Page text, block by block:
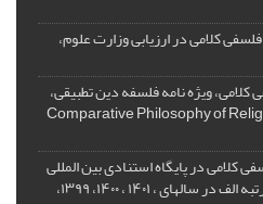
کلامی در ارزیابی وزارت علوم،
ویژه نامه فلسفه دین تطبیقی،
در پایگاه استنادی بین المللی
اسکوپوس ( SCOPUS) و کسب رتبه الف در سالهای ، ۱۴۰۱ ، ۱۴۰۰، ۱۳۹۹،